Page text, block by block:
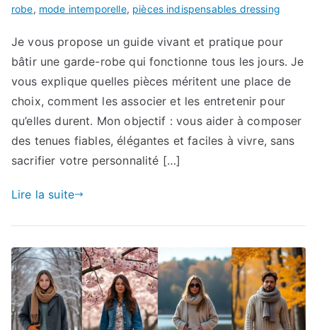
robe, mode intemporelle, pièces indispensables dressing
Je vous propose un guide vivant et pratique pour
bâtir une garde-robe qui fonctionne tous les jours. Je
vous explique quelles pièces méritent une place de
choix, comment les associer et les entretenir pour
qu’elles durent. Mon objectif : vous aider à composer
des tenues fiables, élégantes et faciles à vivre, sans
sacrifier votre personnalité […]
Lire la suite